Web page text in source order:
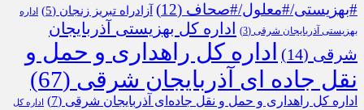
#بهزیستی/#معلول/#صحاف (12) آزادراه تبریز زنجان (5)
اداره
بهزیستی آذربایجان شرقی (3)
اداره کل بهزیستی آذربایجان
شرقی (14)
اداره کل راهداری و حمل و
نقل جاده ای آذربایجان شرقی (67)
اداره کل راهداری و حمل و نقل جاده‌ای آذربایجان شرقی (7)
اداره کل